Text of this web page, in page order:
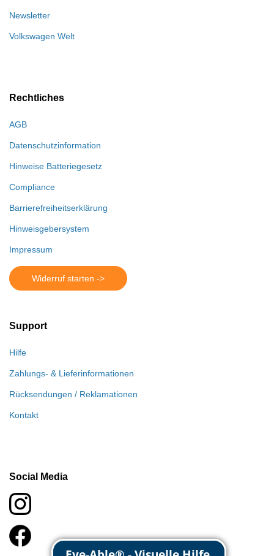
Newsletter
Volkswagen Welt
Rechtliches
AGB
Datenschutzinformation
Hinweise Batteriegesetz
Compliance
Barrierefreiheitserklärung
Hinweisgebersystem
Impressum
Widerruf starten ->
Support
Hilfe
Zahlungs- & Lieferinformationen
Rücksendungen / Reklamationen
Kontakt
Social Media